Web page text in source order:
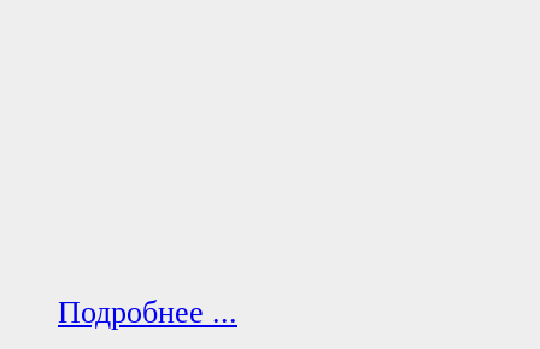
Подробнее ...